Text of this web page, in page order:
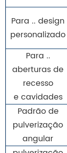
Para .. design
personalizado
Para ..
aberturas de
recesso
e cavidades
Padrão de
pulverização
angular